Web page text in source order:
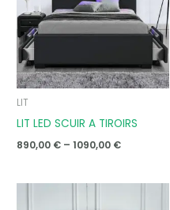
LIT
LIT LED SCUIR A TIROIRS
890,00 € – 1090,00 €